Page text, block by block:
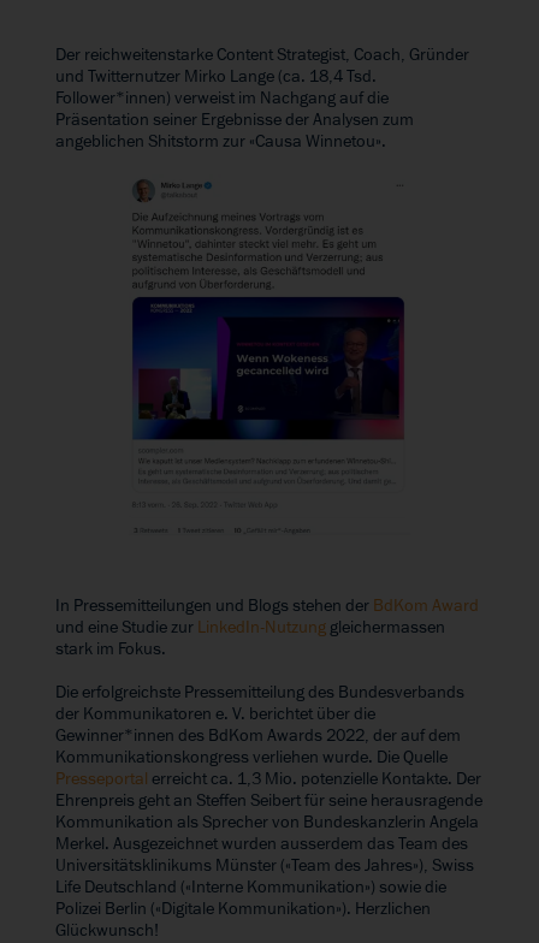
Der reichweitenstarke Content Strategist, Coach, Gründer
und Twitternutzer Mirko Lange (ca. 18,4 Tsd.
Follower*innen) verweist im Nachgang auf die
Präsentation seiner Ergebnisse der Analysen zum
angeblichen Shitstorm zur «Causa Winnetou».
In Pressemitteilungen und Blogs stehen der BdKom Award
und eine Studie zur LinkedIn-Nutzung gleichermassen
stark im Fokus.
Die erfolgreichste Pressemitteilung des Bundesverbands
der Kommunikatoren e. V. berichtet über die
Gewinner*innen des BdKom Awards 2022, der auf dem
Kommunikationskongress verliehen wurde. Die Quelle
Presseportal erreicht ca. 1,3 Mio. potenzielle Kontakte. Der
Ehrenpreis geht an Steffen Seibert für seine herausragende
Kommunikation als Sprecher von Bundeskanzlerin Angela
Merkel. Ausgezeichnet wurden ausserdem das Team des
Universitätsklinikums Münster («Team des Jahres»), Swiss
Life Deutschland («Interne Kommunikation») sowie die
Polizei Berlin («Digitale Kommunikation»). Herzlichen
Glückwunsch!